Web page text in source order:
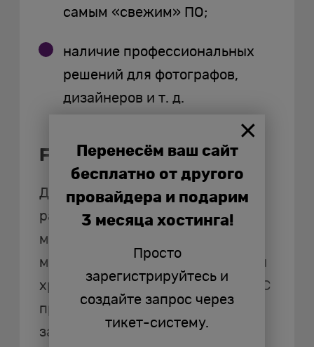
самым «свежим» ПО;
наличие профессиональных
решений для фотографов,
дизайнеров и т. д.
Fedora Server
Дистрибутив Fedora Server
разработан для управления
мощной вычислительной
машиной, выполняющей функции
хранения и обработки данных. ОС
предназначена для решения
задач крупных предприятий. Ее
Перенесём ваш сайт
бесплатно от другого
провайдера и подарим
3 месяца хостинга!
Просто
зарегистрируйтесь и
создайте запрос через
тикет-систему.